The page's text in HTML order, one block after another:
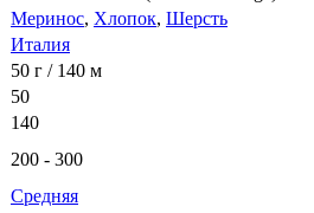
Меринос, Хлопок, Шерсть
Италия
50 г / 140 м
50
140
200 - 300
Средняя